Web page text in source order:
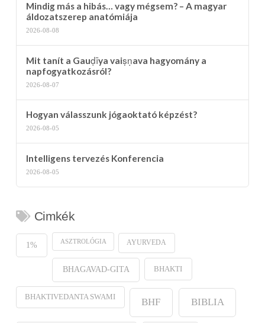
Mindig más a hibás… vagy mégsem? – A magyar
áldozatszerep anatómiája
2026-08-08
Mit tanít a Gauḍīya vaiṣṇava hagyomány a
napfogyatkozásról?
2026-08-07
Hogyan válasszunk jógaoktató képzést?
2026-08-05
Intelligens tervezés Konferencia
2026-08-05
Cimkék
1% ASZTROLÓGIA AYURVEDA
BHAGAVAD-GITA BHAKTI
BHAKTIVEDANTA SWAMI BHF BIBLIA